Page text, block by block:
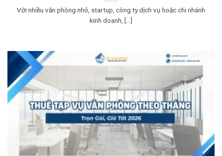
Với nhiều văn phòng nhỏ, startup, công ty dịch vụ hoặc chi nhánh
kinh doanh, [...]